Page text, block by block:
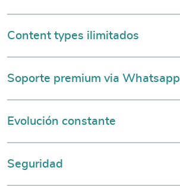
Content types ilimitados
Soporte premium via Whatsapp
Evolución constante
Seguridad